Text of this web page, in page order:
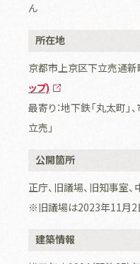
ん
所在地
京都市上京区下立売通
ップ)
最寄り：地下鉄「丸太町」
立売」
公開箇所
正庁、旧議場、旧知事室、
※旧議場は2023年11月2
建築情報